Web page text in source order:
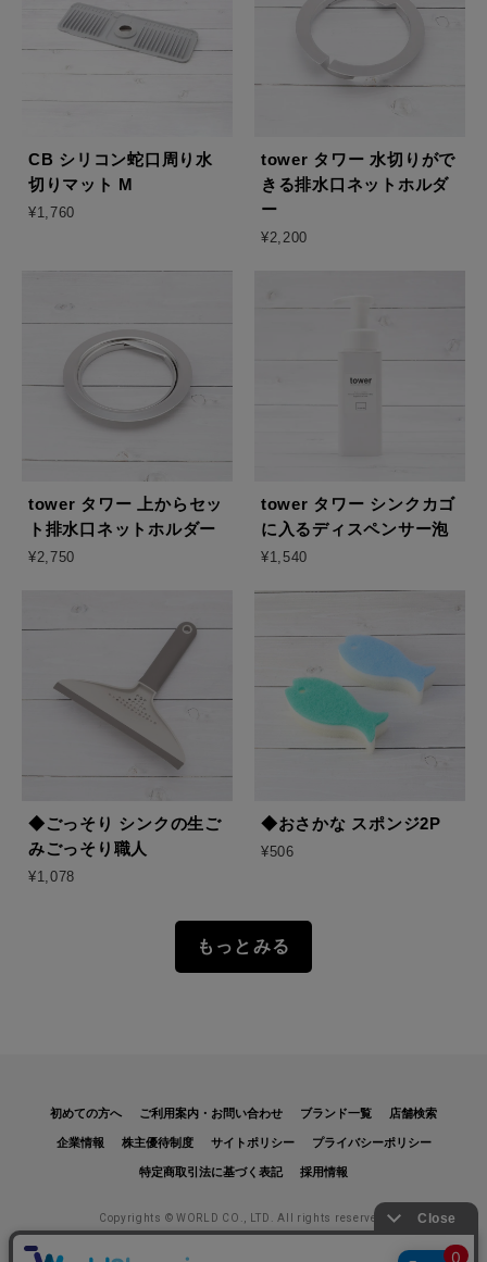
CB シリコン蛇口周り水
切りマット M
¥1,760
tower タワー 水切りがで
きる排水口ネットホルダ
ー
¥2,200
tower タワー 上からセッ
ト排水口ネットホルダー
¥2,750
tower タワー シンクカゴ
に入るディスペンサー泡
¥1,540
◆ごっそり シンクの生ご
みごっそり職人
¥1,078
◆おさかな スポンジ2P
¥506
もっとみる
初めての方へ ご利用案内・お問い合わせ ブランド一覧
店舗検索
企業情報
株主優待制度 サイトポリシー
プライバシーポリシー
特定商取引法に基づく表記
採用情報
Copyrights © WORLD CO., LTD. All rights reserved.